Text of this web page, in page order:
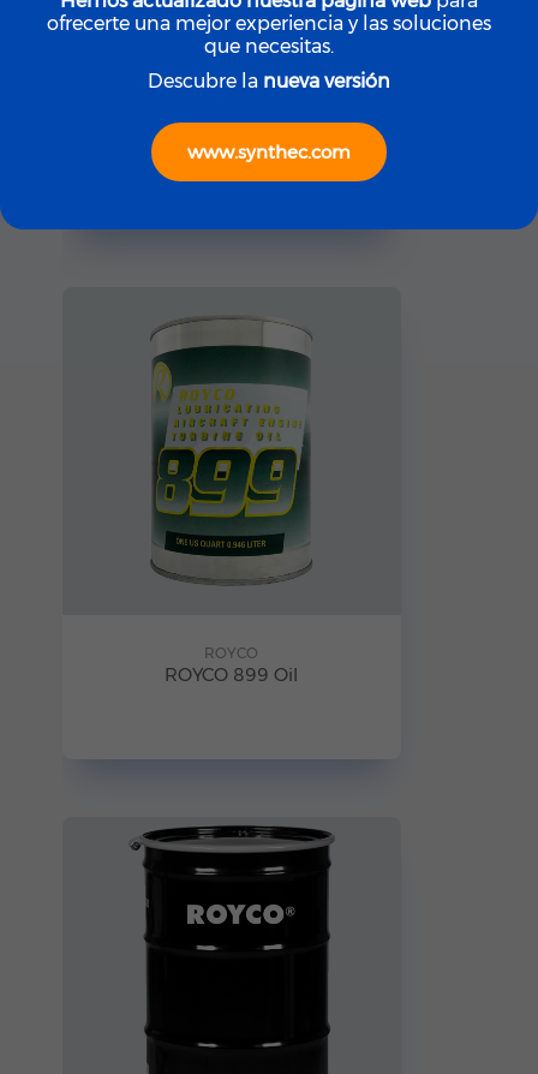
ROYCO
ROYCO LGF (Yellow)
ROYCO
ROYCO 899 Oil
ofrecerte una mejor experiencia y las soluciones
que necesitas.
Descubre la nueva versión
www.synthec.com